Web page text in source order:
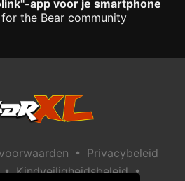
app voor je smartphone
the Bear community
• Privacybeleid
• Kindveiligheidsbeleid •